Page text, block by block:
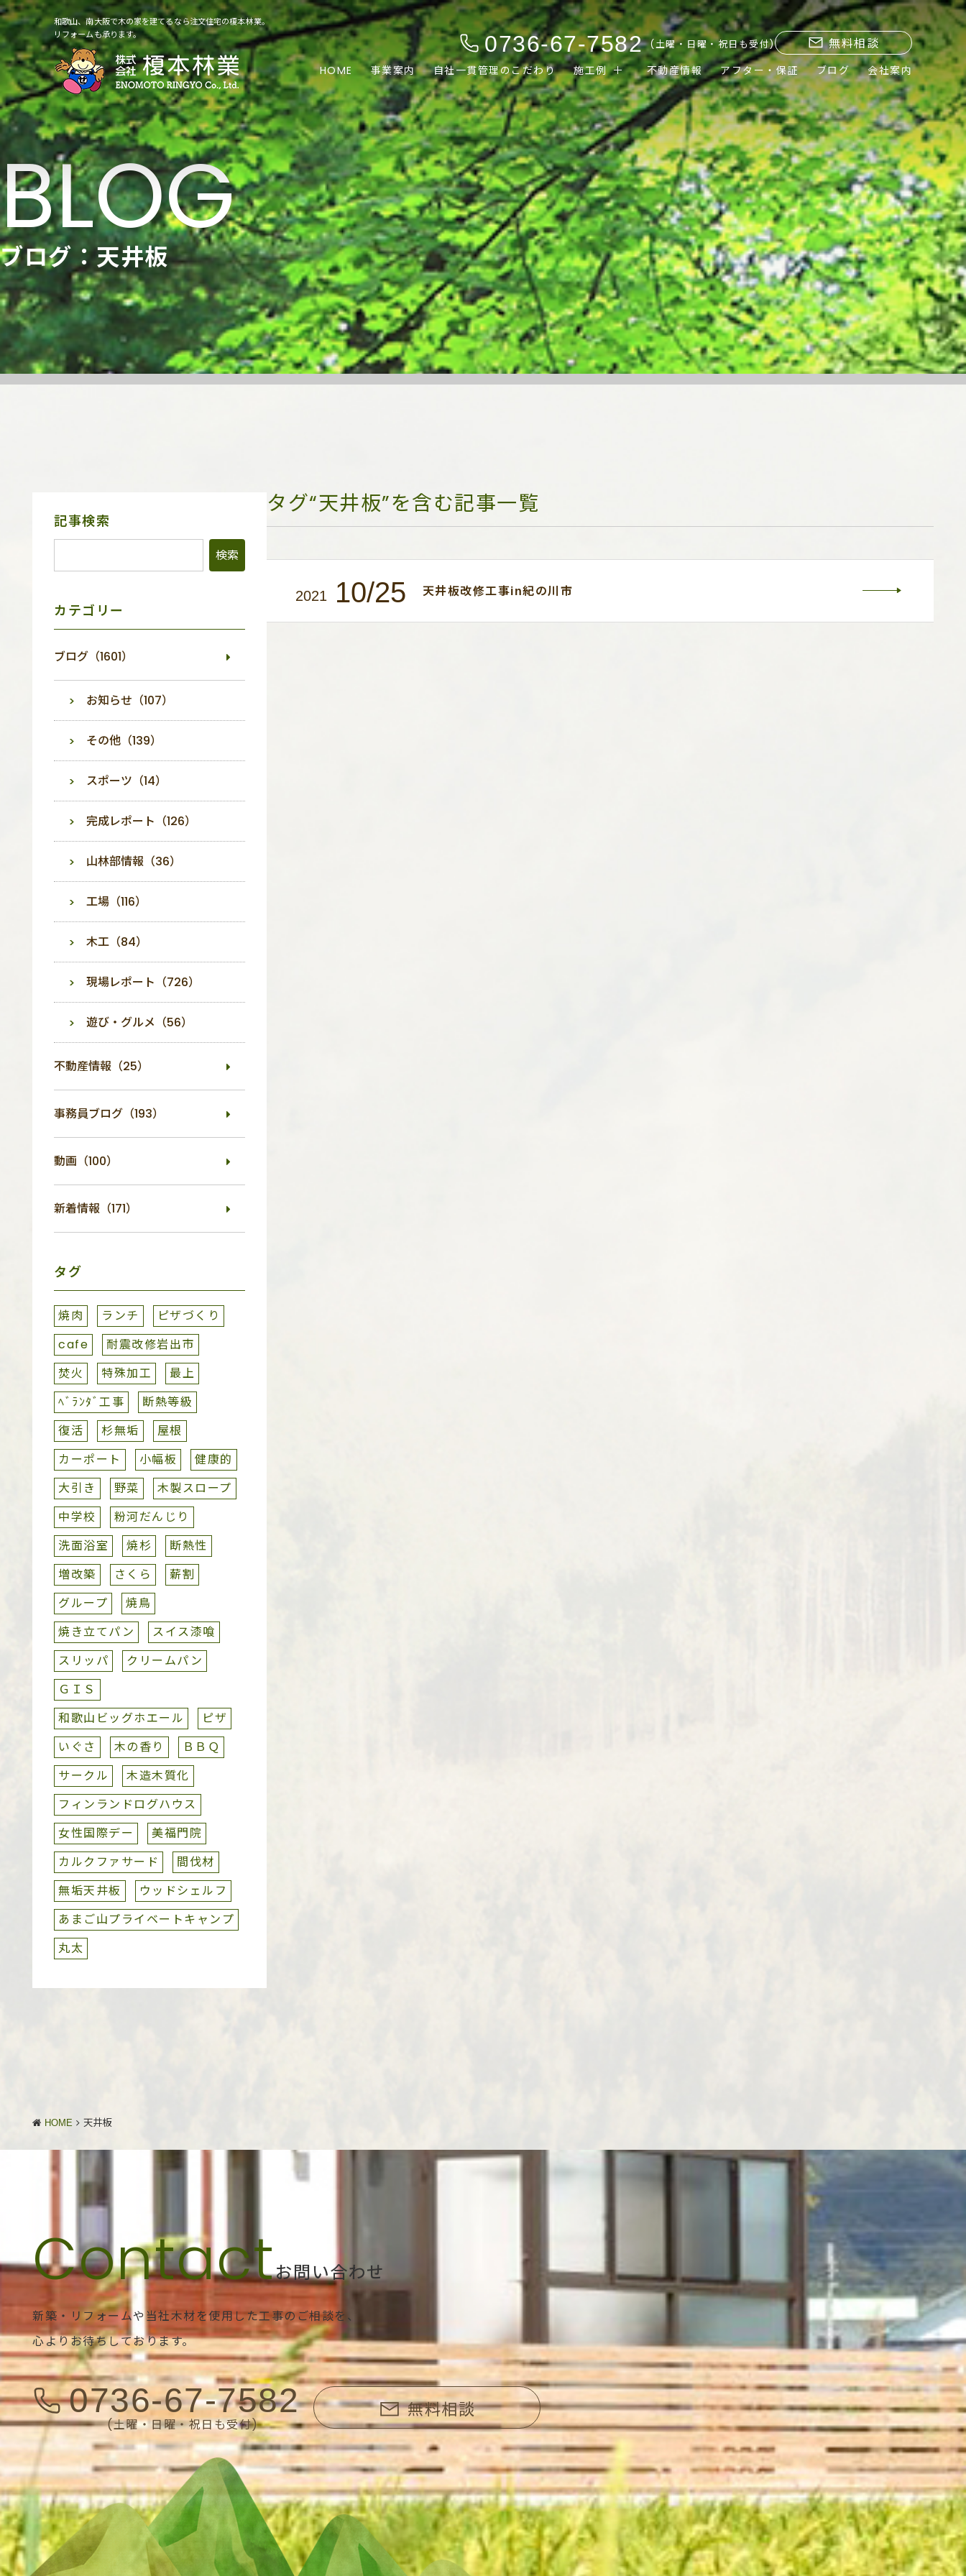
和歌山、南大阪で木の家を建てるなら注文住宅の榎本林業。
リフォームも承ります。
0736-67-7582 (土曜・日曜・祝日も受付) 無料相談
HOME 事業案内 自社一貫管理のこだわり 施工例 不動産情報 アフター・保証 ブログ 会社案内
ブログ：天井板
タグ“天井板”を含む記事一覧
2021 10/25 天井板改修工事in紀の川市
サ
ニ
記事検索
カテゴリー
ブログ（1601）
お知らせ（107）
その他（139）
スポーツ（14）
完成レポート（126）
山林部情報（36）
工場（116）
木工（84）
現場レポート（726）
遊び・グルメ（56）
不動産情報（25）
事務員ブログ（193）
動画（100）
新着情報（171）
タグ
焼肉 ランチ
ピザづくり
cafe
耐震改修岩出市
焚火
特殊加工
最上
ﾍﾞﾗﾝﾀﾞ工事
断熱等級
復活
杉無垢
屋根
カーポート
小幅板
健康的
大引き
野菜
木製スロープ
中学校
粉河だんじり
洗面浴室
焼杉
断熱性
増改築
さくら
薪割
グループ
焼鳥
焼き立てパン
スイス漆喰
スリッパ
クリームパン
ＧＩＳ
和歌山ビッグホエール
ピザ
いぐさ
木の香り
ＢＢＱ
サークル
木造木質化
フィンランドログハウス
女性国際デー
美福門院
カルクファサード
間伐材
無垢天井板
ウッドシェルフ
あまご山プライベートキャンプ
丸太
HOME 天井板
お問い合わせ
新築・リフォームや当社木材を使用した工事のご相談を、
心よりお待ちしております。
0736-67-7582
(土曜・日曜・祝日も受付)
無料相談